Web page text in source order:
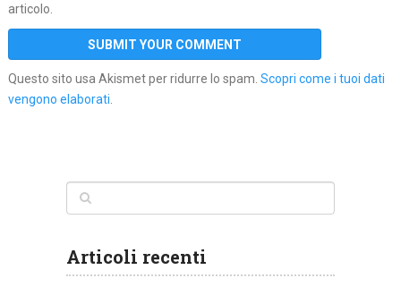
articolo.
Questo sito usa Akismet per ridurre lo spam. Scopri come i tuoi dati
vengono elaborati
Articoli recenti